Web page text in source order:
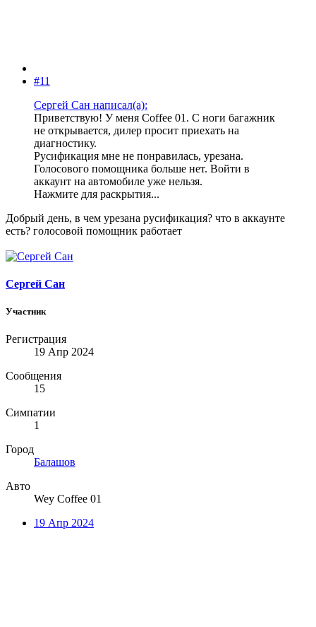
#11
Сергей Сан написал(а):
Приветствую! У меня Coffee 01. С ноги багажник
не открывается, дилер просит приехать на
диагностику.
Русификация мне не понравилась, урезана.
Голосового помощника больше нет. Войти в
аккаунт на автомобиле уже нельзя.
Нажмите для раскрытия...
Добрый день, в чем урезана русификация? что в аккаунте
есть? голосовой помощник работает
Сергей Сан
Участник
Регистрация
19 Апр 2024
Сообщения
15
Симпатии
1
Город
Балашов
Авто
Wey Coffee 01
19 Апр 2024